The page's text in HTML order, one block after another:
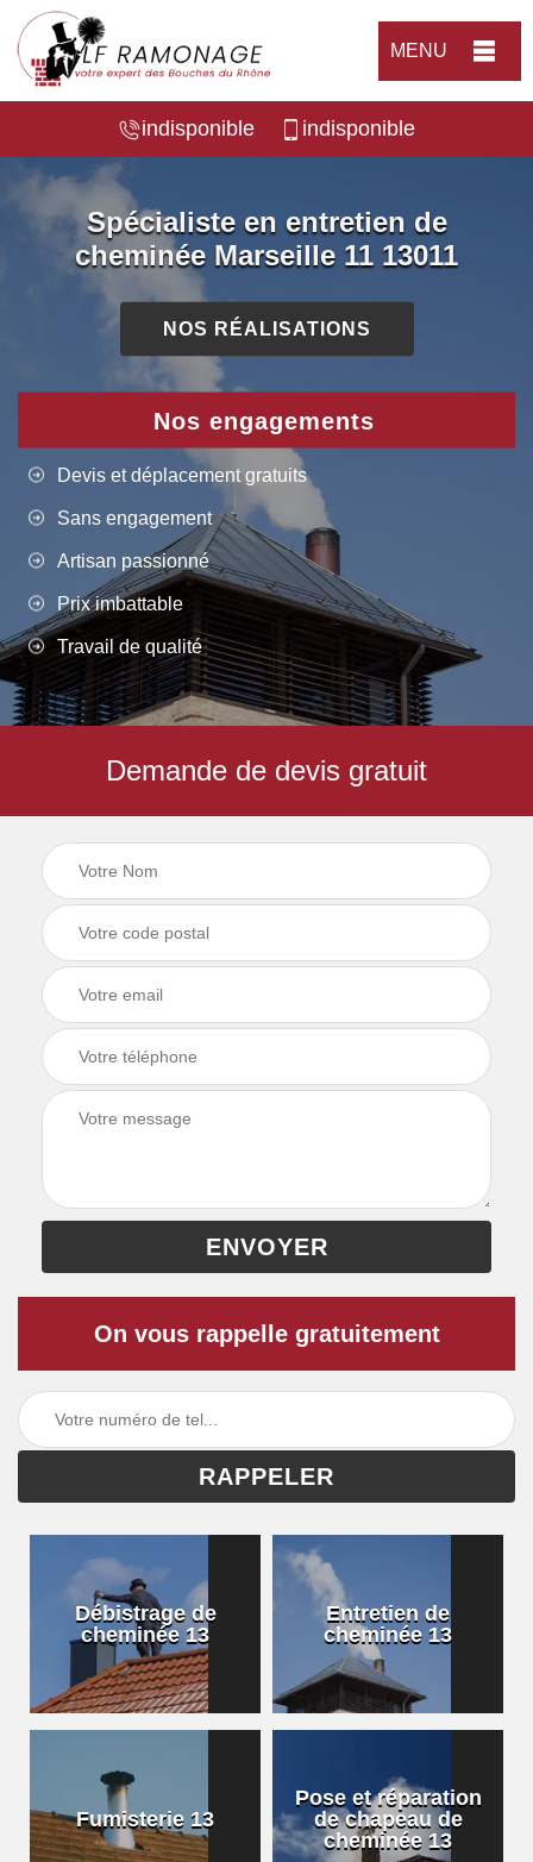
MENU
indisponible indisponible
Spécialiste en entretien de
cheminée Marseille 11 13011
NOS RÉALISATIONS
Nos engagements
Devis et déplacement gratuits
Sans engagement
Artisan passionné
Prix imbattable
Travail de qualité
Demande de devis gratuit
On vous rappelle gratuitement
Débistrage de
cheminée 13
Entretien de
cheminée 13
Fumisterie 13
Pose et réparation
de chapeau de
cheminée 13